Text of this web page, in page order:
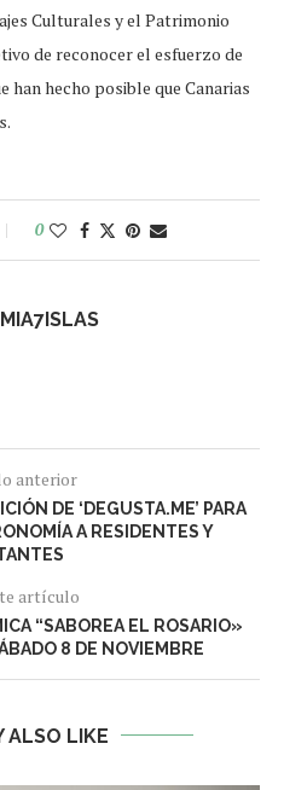
Culturales y el Patrimonio
de reconocer el esfuerzo de
han hecho posible que Canarias
0
anterior
DE ‘DEGUSTA.ME’ PARA
A RESIDENTES Y
artículo
“SABOREA EL ROSARIO»
8 DE NOVIEMBRE
ALSO LIKE